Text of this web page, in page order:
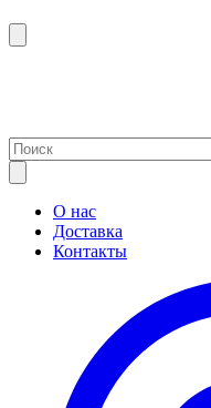
О нас
Доставка
Контакты